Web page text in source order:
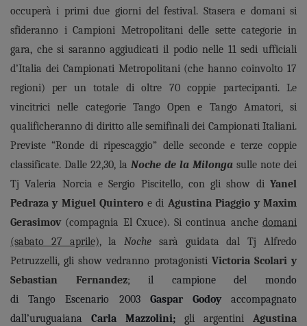
occuperà i primi due giorni del festival. Stasera e domani si
sfideranno i Campioni Metropolitani delle sette categorie in
gara, che si saranno aggiudicati il podio nelle 11 sedi ufficiali
d’Italia dei Campionati Metropolitani (che hanno coinvolto 17
regioni) per un totale di oltre 70 coppie partecipanti. Le
vincitrici nelle categorie Tango Open e Tango Amatori, si
qualificheranno di diritto alle semifinali dei Campionati Italiani.
Previste “Ronde di ripescaggio” delle seconde e terze coppie
classificate. Dalle 22,30, la Noche de la Milonga sulle note dei
Tj Valeria Norcia e Sergio Piscitello, con gli show di Yanel
Pedraza y Miguel Quintero e di Agustina Piaggio y Maxim
Gerasimov(compagnia El Cxuce). Si continua anche domani
(sabato 27 aprile),laNoche sarà guidata dal Tj Alfredo
Petruzzelli, gli show vedranno protagonisti Victoria Scolari y
Sebastian Fernandez; il campione del mondo
diTango Escenario 2003 Gaspar Godoyaccompagnato
dall’uruguaiana Carla Mazzolini; gli argentini Agustina